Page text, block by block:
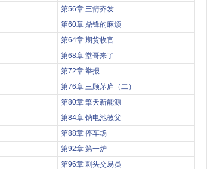
第56章 三箭齐发
第60章 鼎锋的麻烦
第64章 期货收官
第68章 堂哥来了
第72章 举报
第76章 三顾茅庐（二）
第80章 擎天新能源
第84章 钠电池教父
第88章 停车场
第92章 第一炉
第96章 刺头交易员